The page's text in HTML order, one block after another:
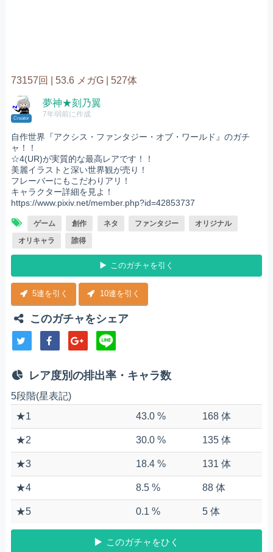
73157回 | 53.6 メガG | 527体
Creator
夢神★刻乃翼
7年弱前に作成
自作世界『アクシス・ファンタジー・オブ・ワールド』のガチ
ャ！！
☆4(UR)が実質的な最高レアです！！
美麗イラストと深い世界観が売り！
フレーバーにもこだわりアリ！
キャラクター詳細を見よ！
https://www.pixiv.net/member.php?id=42853737
ゲーム 創作 ネタ ファンタジー
オリジナル
オリキャラ
誰得
このガチャを引く
5連を引く 10連を引く
このガチャをシェア
レア度別の排出率・キャラ数
5段階(星表記)
★1
43.0 % 168 体
★2 30.0 % 135 体
★3 18.4 % 131 体
★4 8.5 % 88 体
★5 0.1 % 5 体
このガチャをひく